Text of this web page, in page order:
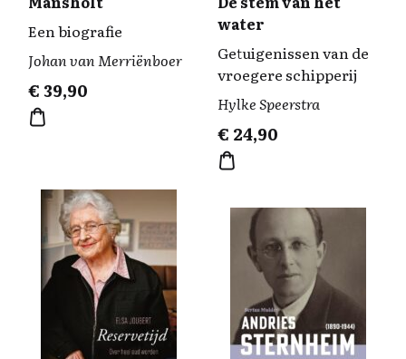
Een biografie
Johan van Merriënboer
€39,90
water
Getuigenissen van de
vroegere schipperij
Hylke Speerstra
€ 24,90